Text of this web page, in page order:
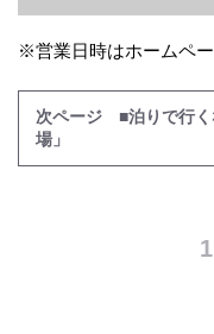
※営業日時はホームペ
次ページ ■泊りで行く
場」
1